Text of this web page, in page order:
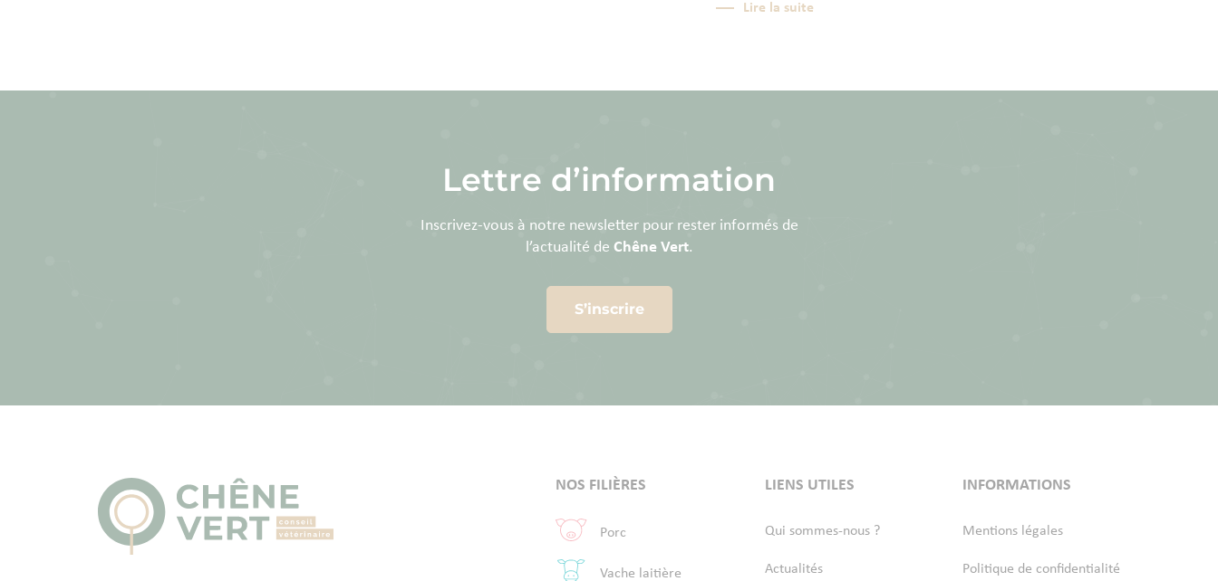
Lire la suite
Lettre d’information
Inscrivez-vous à notre newsletter pour rester informés de
l’actualité de Chêne Vert.
S’inscrire
NOS FILIÈRES
Porc
Vache laitière
LIENS UTILES
Qui sommes-nous ?
Actualités
INFORMATIONS
Mentions légales
Politique de confidentialité